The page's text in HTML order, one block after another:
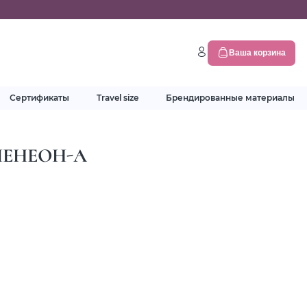
Ваша корзина
Сертификаты Travel size Брендированные материалы
А